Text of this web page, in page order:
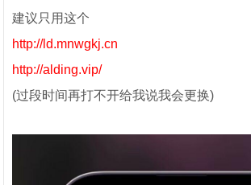
建议只用这个
http://ld.mnwgkj.cn
http://alding.vip/
(过段时间再打不开给我说我会更换)